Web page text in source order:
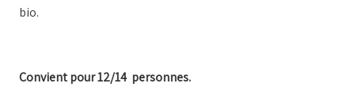
bio.
Convient pour 12/14 personnes.